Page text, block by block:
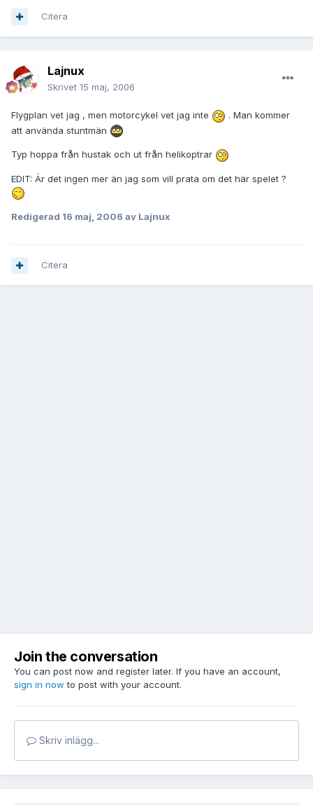
Citera
Lajnux
Skrivet 15 maj, 2006
Flygplan vet jag , men motorcykel vet jag inte
. Man kommer
att använda stuntmän
Typ hoppa från hustak och ut från helikoptrar
EDIT: Är det ingen mer än jag som vill prata om det här spelet ?
Redigerad 16 maj, 2006 av Lajnux
Citera
Join the conversation
You can post now and register later. If you have an account,
sign in now to post with your account.
Skriv inlägg...